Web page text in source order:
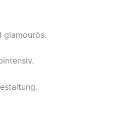
glamourös.